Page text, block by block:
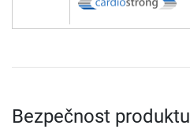
Bezpečnost produktu